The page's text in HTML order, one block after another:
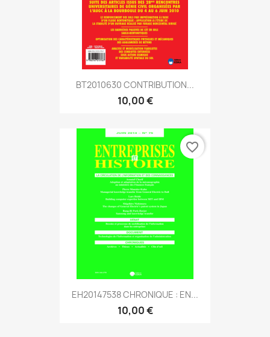
BT2010630 CONTRIBUTION...
10,00 €
EH20147538 CHRONIQUE : EN...
10,00 €
favorite_border